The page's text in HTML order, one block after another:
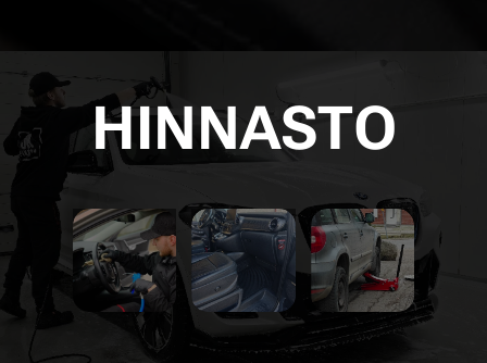
HINNASTO
SISÄPI
NNAT
YLLÄPI
TO
ANVAI